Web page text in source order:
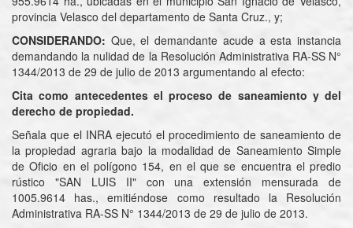
provincia Velasco del departamento de Santa Cruz., y;
CONSIDERANDO: Que, el demandante acude a esta instancia
demandando la nulidad de la Resolución Administrativa RA-SS N°
1344/2013 de 29 de julio de 2013 argumentando al efecto:
Cita como antecedentes el proceso de saneamiento y del
derecho de propiedad.
Señala que el INRA ejecutó el procedimiento de saneamiento de
la propiedad agraria bajo la modalidad de Saneamiento Simple
de Oficio en el polígono 154, en el que se encuentra el predio
rústico "SAN LUIS II" con una extensión mensurada de
1005.9614 has., emitiéndose como resultado la Resolución
Administrativa RA-SS N° 1344/2013 de 29 de julio de 2013.